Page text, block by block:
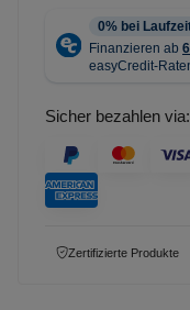
Sicher bezahlen via:
Zertifizierte Produkte